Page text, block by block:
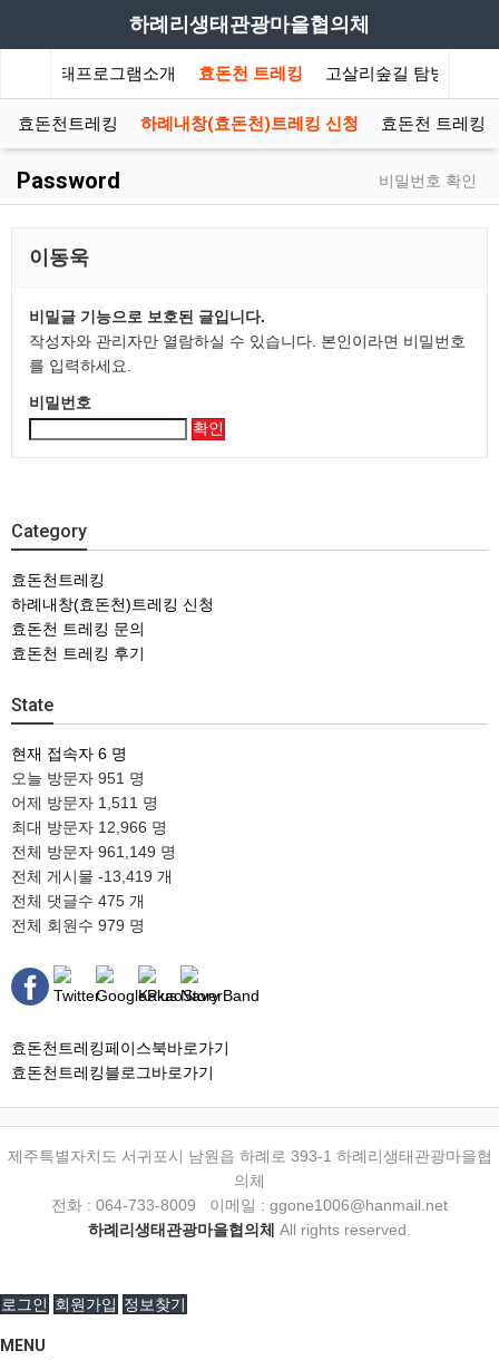
하례리생태관광마을협의체
생태프로그램소개 효돈천 트레킹 고살리숲길 탐방
효돈천트레킹 하례내창(효돈천)트레킹 신청 효돈천 트레킹
Password 비밀번호 확인
이동욱
비밀글 기능으로 보호된 글입니다.
작성자와 관리자만 열람하실 수 있습니다. 본인이라면 비밀번호
를 입력하세요.
비밀번호
확인
Category
효돈천트레킹
하례내창(효돈천)트레킹 신청
효돈천 트레킹 문의
효돈천 트레킹 후기
State
현재 접속자 6 명
오늘 방문자 951 명
어제 방문자 1,511 명
최대 방문자 12,966 명
전체 방문자 961,149 명
전체 게시물 -13,419 개
전체 댓글수 475 개
전체 회원수 979 명
효돈천트레킹페이스북바로가기
효돈천트레킹블로그바로가기
제주특별자치도 서귀포시 남원읍 하례로 393-1 하례리생태관광마을협
의체
전화 : 064-733-8009 이메일 : ggone1006@hanmail.net
하례리생태관광마을협의체 All rights reserved.
로그인 회원가입 정보찾기
MENU